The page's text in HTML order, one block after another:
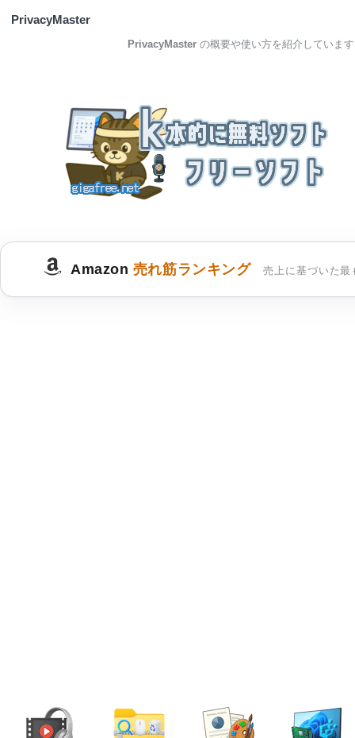
PrivacyMaster
PrivacyMaster の概要や使い方を紹介しています
Amazon 売れ筋ランキング 売上に基づいた最